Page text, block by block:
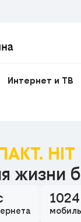
Интернет и ТВ
HIT
жизни